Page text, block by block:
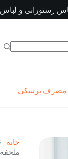
رستورانی و
مصرف پزشکی
خانه
ملحفه یکبار